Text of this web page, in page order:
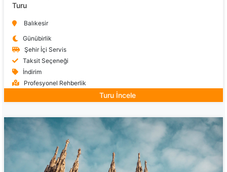
Turu
Balıkesir
Günübirlik
Şehir İçi Servis
Taksit Seçeneği
İndirim
Profesyonel Rehberlik
Turu İncele